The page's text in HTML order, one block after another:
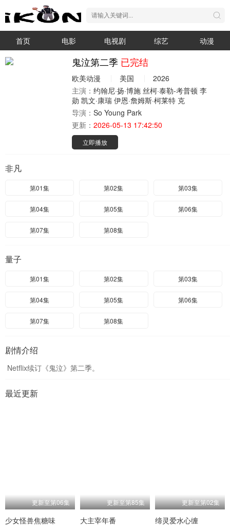
首页 电影 电视剧 综艺 动漫
鬼泣第二季 已完结
欧美动漫 美国
2026
主演： 约翰尼·扬·博施 丝柯·泰勒-考普顿 李
勋 凯文·康瑞 伊恩·詹姆斯·柯莱特 克
导演： So Young Park
更新： 2026-05-13 17:42:50
立即播放
非凡
第01集 第02集 第03集
第04集 第05集 第06集
第07集 第08集
量子
第01集 第02集 第03集
第04集 第05集 第06集
第07集 第08集
剧情介绍
Netflix续订《鬼泣》第二季。
最近更新
更新至第06集
少女怪兽焦糖味
更新至第85集
大主宰年番
更新至第02集
缔灵爱水心缠